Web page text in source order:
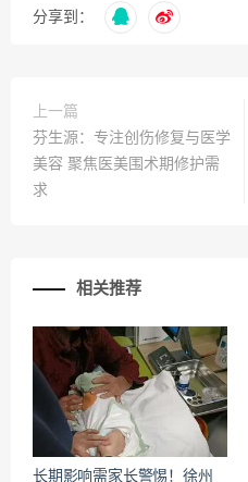
分享到：
上一篇
芬生源：专注创伤修复与医学
美容 聚焦医美围术期修护需
求
相关推荐
长期影响需家长警惕！徐州